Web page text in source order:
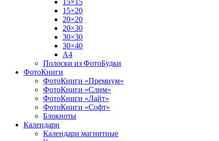
15×20
20×20
20×30
30×30
30×40
A4
Полоски из ФотоБудки
ФотоКниги
ФотоКниги «Премиум»
ФотоКниги «Слим»
ФотоКниги «Лайт»
ФотоКниги «Софт»
Блокноты
Календари
Календари магнитные